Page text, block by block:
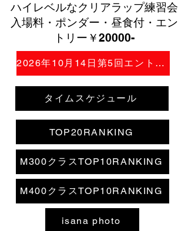
​ハイレベルなクリアラップ練習会
​入場料・ポンダー・昼食付・エン
トリー￥20000-
2026年10月14日第5回エントリー
タイムスケジュール
TOP20RANKING
M300クラスTOP10RANKING
M400クラスTOP10RANKING
isana photo